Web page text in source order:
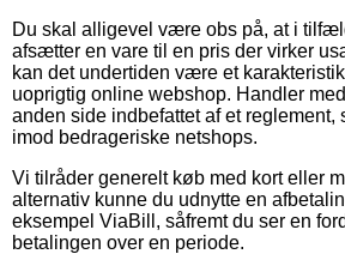
Du skal alligevel være obs på, at i
afsætter en vare til en pris der virker
kan det undertiden være et
uoprigtig online webshop. Handler
anden side indbefattet af et reglement,
imod bedrageriske netshops.
Vi tilråder generelt køb med kort eller
alternativ kunne du udnytte en
eksempel ViaBill, såfremt du ser en
betalingen over en periode.